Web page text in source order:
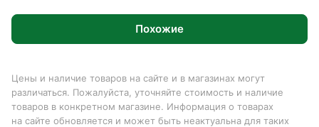
Похожие
Цены и наличие товаров на сайте и в магазинах могут
различаться. Пожалуйста, уточняйте стоимость и наличие
товаров в конкретном магазине. Информация о товарах
на сайте обновляется и может быть неактуальна для таких